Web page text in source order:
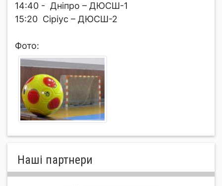
14:40 - Дніпро – ДЮСШ-1
15:20 Сіріус – ДЮСШ-2
Фото:
Нашi партнери